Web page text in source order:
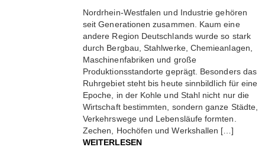
Nordrhein-Westfalen und Industrie gehören
seit Generationen zusammen. Kaum eine
andere Region Deutschlands wurde so stark
durch Bergbau, Stahlwerke, Chemieanlagen,
Maschinenfabriken und große
Produktionsstandorte geprägt. Besonders das
Ruhrgebiet steht bis heute sinnbildlich für eine
Epoche, in der Kohle und Stahl nicht nur die
Wirtschaft bestimmten, sondern ganze Städte,
Verkehrswege und Lebensläufe formten.
Zechen, Hochöfen und Werkshallen […]
WEITERLESEN